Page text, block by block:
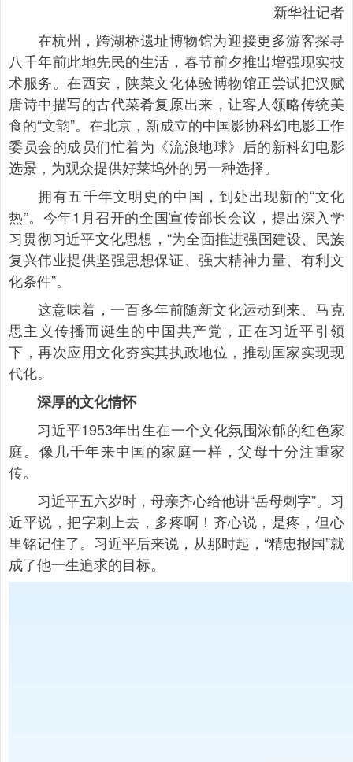
新华社记者
在杭州，跨湖桥遗址博物馆为迎接更多游客探寻
八千年前此地先民的生活，春节前夕推出增强现实技
术服务。在西安，陕菜文化体验博物馆正尝试把汉赋
唐诗中描写的古代菜肴复原出来，让客人领略传统美
食的“文韵”。在北京，新成立的中国影协科幻电影工作
委员会的成员们忙着为《流浪地球》后的新科幻电影
选景，为观众提供好莱坞外的另一种选择。
拥有五千年文明史的中国，到处出现新的“文化
热”。今年1月召开的全国宣传部长会议，提出深入学
习贯彻习近平文化思想，“为全面推进强国建设、民族
复兴伟业提供坚强思想保证、强大精神力量、有利文
化条件”。
这意味着，一百多年前随新文化运动到来、马克
思主义传播而诞生的中国共产党，正在习近平引领
下，再次应用文化夯实其执政地位，推动国家实现现
代化。
深厚的文化情怀
习近平1953年出生在一个文化氛围浓郁的红色家
庭。像几千年来中国的家庭一样，父母十分注重家
传。
习近平五六岁时，母亲齐心给他讲“岳母刺字”。习
近平说，把字刺上去，多疼啊！齐心说，是疼，但心
里铭记住了。习近平后来说，从那时起，“精忠报国”就
成了他一生追求的目标。